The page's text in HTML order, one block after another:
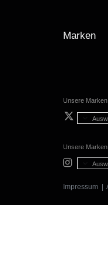
Marken
Unsere
Unsere
Impressum